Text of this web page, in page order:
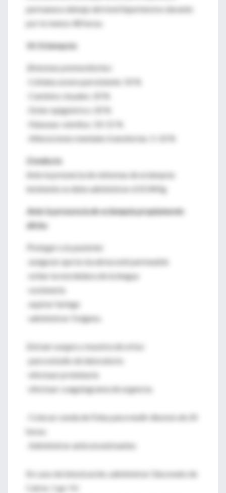
permanece debajo del nivel hipertensivo durante
por lo menos 48 horas.
10. Eclampsia
Síntomas premonitorios:
-Cefalea severa persistente: 50 %
-Cambios visuales: 20 %
-Dolor epigástrico: 20 %
-Náuseas-vómitos: 10-15 %
-Alteraciones mentales transitorias: 5-10 %
Conducta
Ante la presencia de síntomas de eclampsia
inminente se debe administrar el SO4Mg
Ante la presencia de eclampsia propiamente
dicha:
Proteger a la paciente
-asegurar que la vía aérea esté permeable
-evitar la mordedura de la lengua
-sostenerla
-aspirar faringe
-administrar Oxígeno.
Extraer sangre y muestra de orina:
-para estudio de laboratorio
-efectuar proteinuria
-efectuar coagulograma de urgencia.
-Colocar sonda de Foley para medir diuresis de 24
horas.
-Administrar anticonvulsivantes
En caso de intoxicación, administrar Gluconato de
Calcio: 1 gr/ IV.